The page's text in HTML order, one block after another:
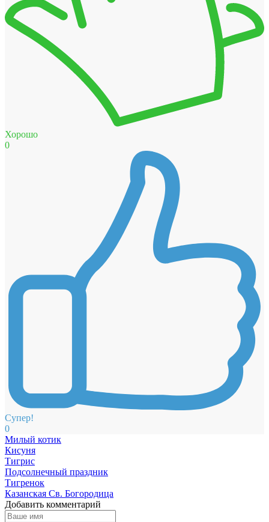
Хорошо
0
Супер!
0
Милый котик
Кисуня
Тигрис
Подсолнечный праздник
Тигренок
Казанская Св. Богородица
Добавить комментарий